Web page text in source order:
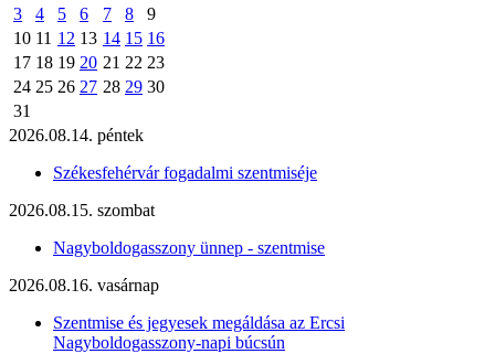
3
4 5 6 7 8
9
10 11 12 13 14 15 16
17 18 19 20 21 22 23
24 25 26 27 28 29 30
31
2026.08.14. péntek
Székesfehérvár fogadalmi szentmiséje
2026.08.15. szombat
Nagyboldogasszony ünnep - szentmise
2026.08.16. vasárnap
Szentmise és jegyesek megáldása az Ercsi
Nagyboldogasszony-napi búcsún